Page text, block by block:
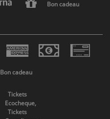
Bon cadeau
Bon cadeau
Tickets
Ecocheque,
Tickets